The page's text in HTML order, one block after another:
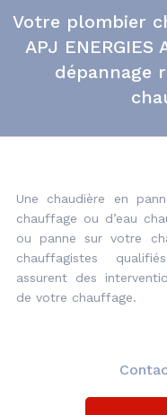
Votre plombier
APJ
dépannage
Une chaudière en
chauffage ou d’eau
ou panne sur votre
chauffagistes
assurent des
de votre chauffage.